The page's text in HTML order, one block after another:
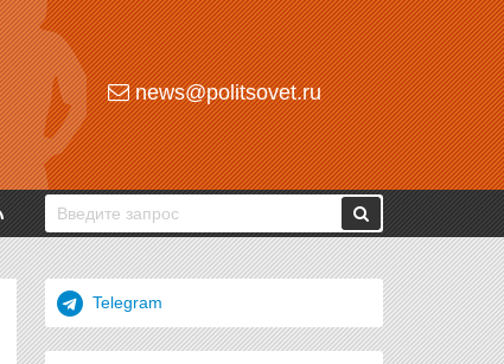
news@politsovet.ru
Telegram